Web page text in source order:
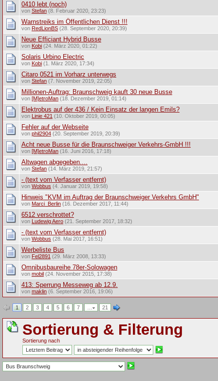
0410 lebt (noch)
von Stefan(8. Februar 2020, 23:23)
Warnstreiks im Öffentlichen Dienst !!!
von RedLionBS(28. September 2020, 20:39)
Neue Efficiant Hybrid Busse
von Kobi(24. März 2020, 01:22)
Solaris Urbino Electric
von Kobi(1. März 2020, 17:34)
Citaro 0521 im Vorharz unterwegs
von Stefan(7. November 2019, 22:05)
Millionen-Auftrag: Braunschweig kauft 30 neue Busse
von [M]etroMan(18. Dezember 2019, 01:14)
Elektrobus auf der 436 / Kein Einsatz der langen Emils?
von Linie 421(10. Oktober 2019, 00:05)
Fehler auf der Webseite
von phil2904(20. September 2019, 20:39)
Acht neue Busse für die Braunschweiger Verkehrs-GmbH !!!
von [M]etroMan(16. Juni 2016, 17:18)
Altwagen abgegeben....
von Stefan(14. März 2019, 21:57)
- (text vom Verfasser entfernt)
von Wobbus (4. Januar 2019, 19:58)
Hinweis "KVM im Auftrag der Braunschweiger Verkehrs GmbH"
von Marci_Berlin(16. Dezember 2017, 11:44)
6512 verschrottet?
von Ludewig Aero(21. September 2017, 18:32)
- (text vom Verfasser entfernt)
von Wobbus (28. Mai 2017, 16:51)
Werbeliste Bus
von Fel2891(29. März 2008, 13:33)
Omnibusbaureihe 78er-Solowagen
von mobil (24. November 2015, 17:38)
413: Sperrung Messeweg ab 12.9.
von maklin(6. September 2016, 19:06)
1 2 3 4 5 6 7 21
Sortierung & Filterung
Sortierung nach